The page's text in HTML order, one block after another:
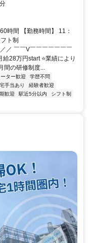
時間 【勤務時間】 11：
ト制
／ ￣￣V￣￣￣￣￣￣￣
28万円start ⭐業績により
間の研修制度...
ター歓迎
学歴不問
手当あり
経験者歓迎
歓迎 駅近5分以内
シフト制